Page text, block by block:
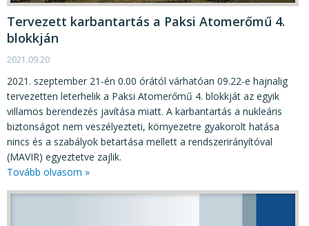
Tervezett karbantartás a Paksi Atomerőmű 4.
blokkján
2021.09.20
2021. szeptember 21-én 0.00 órától várhatóan 09.22-e hajnalig
tervezetten leterhelik a Paksi Atomerőmű 4. blokkját az egyik
villamos berendezés javítása miatt. A karbantartás a nukleáris
biztonságot nem veszélyezteti, környezetre gyakorolt hatása
nincs és a szabályok betartása mellett a rendszerirányítóval
(MAVIR) egyeztetve zajlik.
Tovább olvasom »